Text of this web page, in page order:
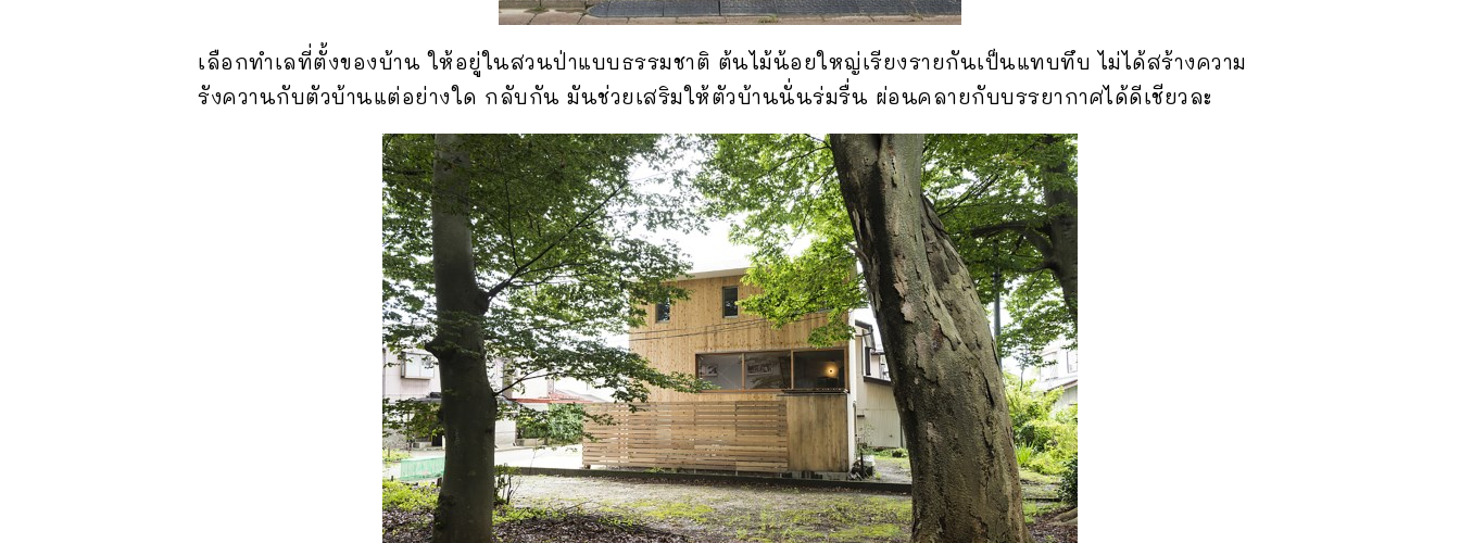
เลือกทำเลที่ตั้งของบ้าน ให้อยู่ในสวนป่าแบบธรรมชาติ ต้นไม้น้อยใหญ่เรียงรายกันเป็นแทบทึบ ไม่ได้สร้างความ
รังควานกับตัวบ้านแต่อย่างใด กลับกัน มันช่วยเสริมให้ตัวบ้านนั่นร่มรื่น ผ่อนคลายกับบรรยากาศได้ดีเชียวละ